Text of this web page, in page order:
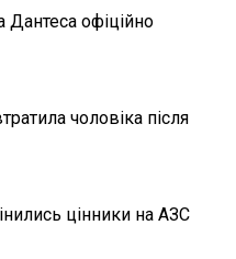
Дантеса офіційно
чоловіка після
цінники на АЗС